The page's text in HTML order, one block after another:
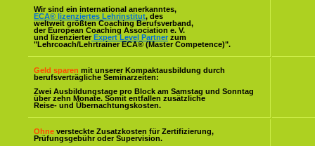
Wir sind ein international anerkanntes,
ECA® lizenziertes Lehrinstitut, des
weltweit größten Coaching Berufsverband,
der European Coaching Association e. V.
und lizenzierter Expert Level Partner zum
"Lehrcoach/Lehrtrainer ECA® (Master Competence)".
Geld sparen mit unserer Kompaktausbildung durch
berufsverträgliche Seminarzeiten:
Zwei Ausbildungstage pro Block am Samstag und Sonntag
über zehn Monate. Somit entfallen zusätzliche
Reise- und Übernachtungskosten.
Ohne versteckte Zusatzkosten für Zertifizierung,
Prüfungsgebühr oder Supervision.